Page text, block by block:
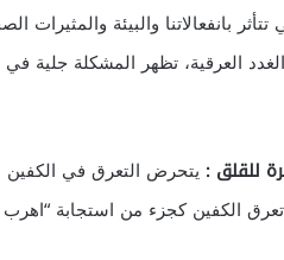
تتأثر بانفعالاتنا والبيئة
العرقية، تظهر المشكلة جلية
يتحرض التعرق في الكفين
الكفين كجزء من استجابة